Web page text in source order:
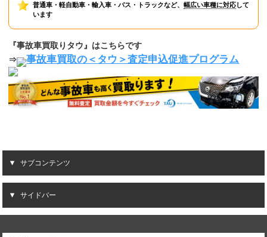
普通車・軽自動車・輸入車・バス・トラックなど、 幅広い車種に対応して
います
『事故車買取りタウ』はこちらです
⇒
事故車買取の＜タウ＞査定申込促進プログラム
サブコンテンツ
サイドバー